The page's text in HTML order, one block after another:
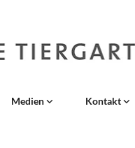
Medien Kontakt